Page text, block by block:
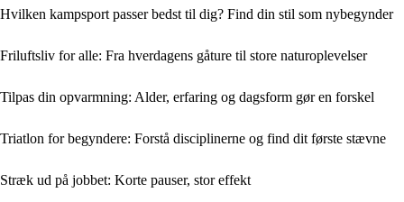
Hvilken kampsport passer bedst til dig? Find din stil som nybegynder
Friluftsliv for alle: Fra hverdagens gåture til store naturoplevelser
Tilpas din opvarmning: Alder, erfaring og dagsform gør en forskel
Triatlon for begyndere: Forstå disciplinerne og find dit første stævne
Stræk ud på jobbet: Korte pauser, stor effekt